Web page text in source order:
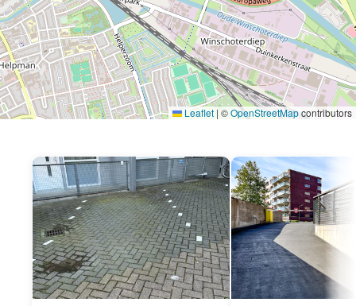
Leaflet | ©OpenStreetMapcontributors